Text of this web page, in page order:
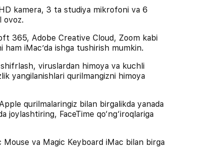
kamera, 3 ta studiya mikrofoni va 6
ovoz.
365, Adobe Creative Cloud, Zoom kabi
ham iMac’da ishga tushirish mumkin.
viruslardan himoya va kuchli
yangilanishlari qurilmangizni himoya
qurilmalaringiz bilan birgalikda yanada
joylashtiring, FaceTime qo‘ng‘iroqlariga
va Magic Keyboard iMac bilan birga